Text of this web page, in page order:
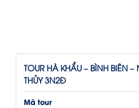
TOUR HÀ KHẨU – BÌNH BIÊN
THỦY 3N2Đ
Mã tour